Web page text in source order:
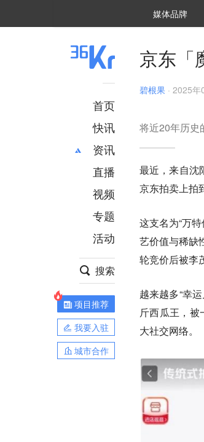
媒体品牌
首页
快讯
资讯
推荐
财经
项目推荐
安徽
直播
视频
专题
活动
搜索
项目推荐
我要入驻
城市合作
京东「
碧根果 · 2025年
将近20年历史
最近，来自沈
京东拍卖上拍
这支名为“万
艺价值与稀缺
轮竞价后被李
越来越多“幸
斤西瓜王，被
大社交网络。